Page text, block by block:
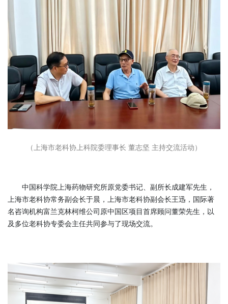
（上海市老科协上科院委理事长 董志坚 主持交流活动）
中国科学院上海药物研究所原党委书记、副所长成建军先生，
上海市老科协常务副会长于晨，上海市老科协副会长王迅，国际著
名咨询机构富兰克林柯维公司原中国区项目首席顾问董荣先生，以
及多位老科协专委会主任共同参与了现场交流。